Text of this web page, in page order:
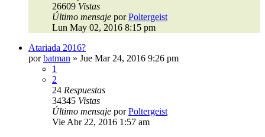
26609 Vistas
Último mensaje porPoltergeist
Lun May 02, 2016 8:15 pm
Atariada 2016?
porbatman » Jue Mar 24, 2016 9:26 pm
1
2
24 Respuestas
34345 Vistas
Último mensaje porPoltergeist
Vie Abr 22, 2016 1:57 am